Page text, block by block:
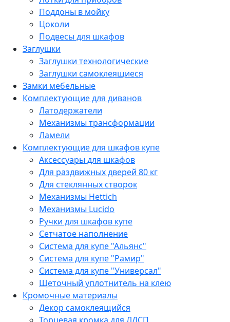
Поддоны в мойку
Цоколи
Подвесы для шкафов
Заглушки
Заглушки технологические
Заглушки самоклеящиеся
Замки мебельные
Комплектующие для диванов
Латодержатели
Механизмы трансформации
Ламели
Комплектующие для шкафов купе
Аксессуары для шкафов
Для раздвижных дверей 80 кг
Для стеклянных створок
Механизмы Hettich
Механизмы Lucido
Ручки для шкафов купе
Сетчатое наполнение
Система для купе "Альянс"
Система для купе "Рамир"
Система для купе "Универсал"
Щеточный уплотнитель на клею
Кромочные материалы
Декор самоклеящийся